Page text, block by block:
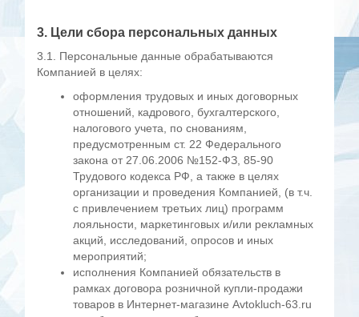
3. Цели сбора персональных данных
3.1. Персональные данные обрабатываются
Компанией в целях:
оформления трудовых и иных договорных
отношений, кадрового, бухгалтерского,
налогового учета, по снованиям,
предусмотренным ст. 22 Федерального
закона от 27.06.2006 №152-ФЗ, 85-90
Трудового кодекса РФ, а также в целях
организации и проведения Компанией, (в т.ч.
с привлечением третьих лиц) программ
лояльности, маркетинговых и/или рекламных
акций, исследований, опросов и иных
мероприятий;
исполнения Компанией обязательств в
рамках договора розничной купли-продажи
товаров в Интернет-магазинеAvtokluch-63.ru